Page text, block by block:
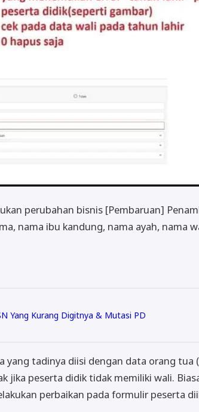
perubahan bisnis [Pembaruan]
nama ibu kandung, nama ayah, nama
Yang Kurang Digitnya & Mutasi PD
yang tadinya diisi dengan data orang tua
jika peserta didik tidak memiliki wali.
perbaikan pada formulir peserta